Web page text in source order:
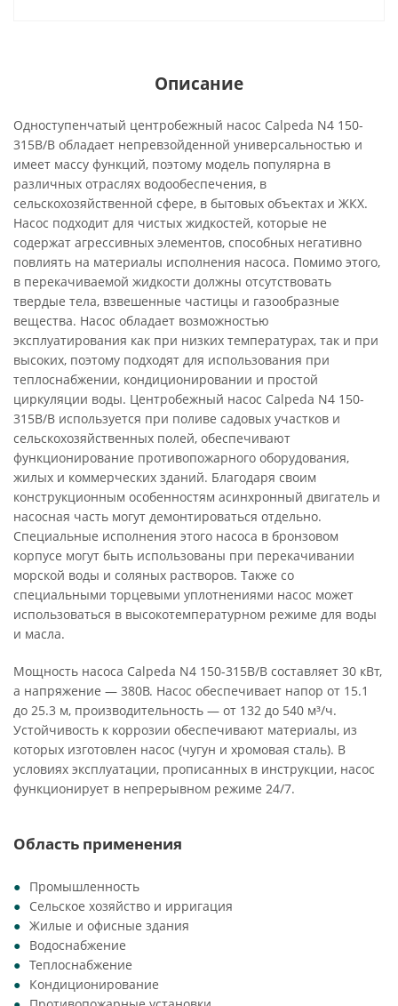
Описание
Одноступенчатый центробежный насос Calpeda N4 150-
315B/B обладает непревзойденной универсальностью и
имеет массу функций, поэтому модель популярна в
различных отраслях водообеспечения, в
сельскохозяйственной сфере, в бытовых объектах и ЖКХ.
Насос подходит для чистых жидкостей, которые не
содержат агрессивных элементов, способных негативно
повлиять на материалы исполнения насоса. Помимо этого,
в перекачиваемой жидкости должны отсутствовать
твердые тела, взвешенные частицы и газообразные
вещества. Насос обладает возможностью
эксплуатирования как при низких температурах, так и при
высоких, поэтому подходят для использования при
теплоснабжении, кондиционировании и простой
циркуляции воды. Центробежный насос Calpeda N4 150-
315B/B используется при поливе садовых участков и
сельскохозяйственных полей, обеспечивают
функционирование противопожарного оборудования,
жилых и коммерческих зданий. Благодаря своим
конструкционным особенностям асинхронный двигатель и
насосная часть могут демонтироваться отдельно.
Специальные исполнения этого насоса в бронзовом
корпусе могут быть использованы при перекачивании
морской воды и соляных растворов. Также со
специальными торцевыми уплотнениями насос может
использоваться в высокотемпературном режиме для воды
и масла.
Мощность насоса Calpeda N4 150-315B/B составляет 30 кВт,
а напряжение — 380В. Насос обеспечивает напор от 15.1
до 25.3 м, производительность — от 132 до 540 м³/ч.
Устойчивость к коррозии обеспечивают материалы, из
которых изготовлен насос (чугун и хромовая сталь). В
условиях эксплуатации, прописанных в инструкции, насос
функционирует в непрерывном режиме 24/7.
Область применения
Промышленность
Сельское хозяйство и ирригация
Жилые и офисные здания
Водоснабжение
Теплоснабжение
Кондиционирование